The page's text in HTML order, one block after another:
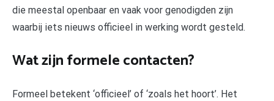
die meestal openbaar en vaak voor genodigden zijn
waarbij iets nieuws officieel in werking wordt gesteld.
Wat zijn formele contacten?
Formeel betekent ‘officieel’ of ‘zoals het hoort’. Het